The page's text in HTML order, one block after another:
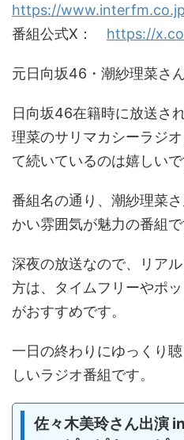
https://
番組公式X： https://
元日向坂46・潮紗理菜さ
日向坂46在籍時に放送さ
理菜のサリマカシーラジ
て続いているのは嬉しいで
番組名の通り、潮紗理菜
かい雰囲気が魅力の番組で
深夜の放送なので、リア
方は、タイムフリーやポ
がおすすめです。
一日の終わりにゆっくり
しいラジオ番組です。
佐々木美玲さん出演